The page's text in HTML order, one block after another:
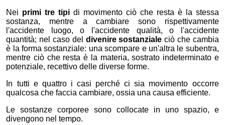
Nei primi tre tipi di movimento ciò che resta è la stessa
sostanza, mentre a cambiare sono rispettivamente
l'accidente luogo, o l'accidente qualità, o l'accidente
quantità; nel caso del divenire sostanziale ciò che cambia
è la forma sostanziale: una scompare e un'altra le subentra,
mentre ciò che resta è la materia, sostrato indeterminato e
potenziale, recettivo delle diverse forme.
In tutti e quattro i casi perché ci sia movimento occorre
qualcosa che faccia cambiare, ossia una causa efficiente.
Le sostanze corporee sono collocate in uno spazio, e
divengono nel tempo.